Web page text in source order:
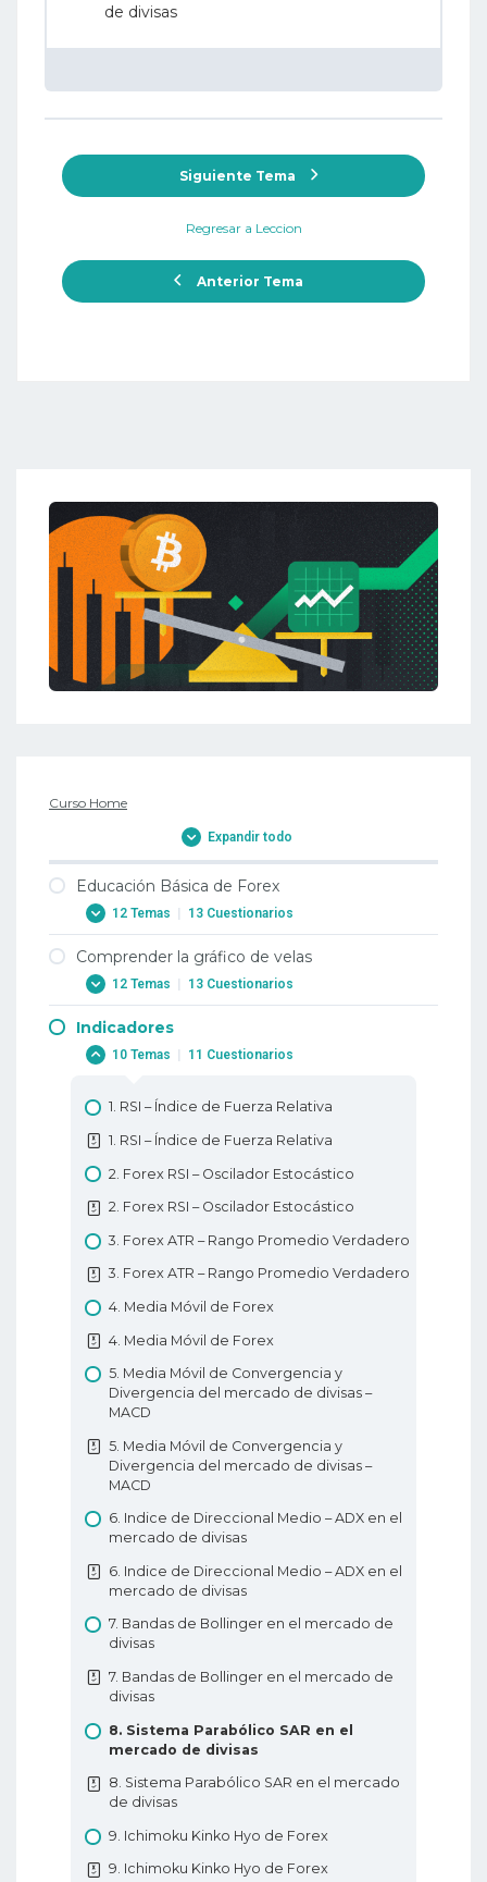
de divisas
Anterior Tema
Regresar a Leccion
Siguiente Tema
Curso Home
Expandir todo
Educación Básica de Forex
12 Temas | 13 Cuestionarios
1. Por qué operar con Forex?
2. Cuándo negociar con divisas?
2. Cuándo negociar con divisas?
3. Terminología comercial o a dónde me
dirijo?
4. Cómo negociar con apalancamiento?
4. Cómo negociar con apalancamiento?
5. Qué es PIP?
5. Qué es PIP?
6. Cómo colocar una operación en Forex?
6. Cómo colocar una operación en Forex?
7. Tipos de pedidos de Forex
7. Tipos de pedidos de Forex
8. Análisis técnicos en Forex
9. Análisis fundamentales en Forex
9. Análisis fundamentales en Forex
10. Tipos de gráficos de Forex
11. Soporte y resistencia en Forex
11. Soporte y resistencia en Forex
12. Líneas de tendencia
Educación Básica de Forex
Comprender la gráfico de velas
12 Temas | 13 Cuestionarios
1. Gráfico de velas
2. Los gráficos de velas Doji en Forex
2. Los gráficos de velas Doji en Forex
3. El comercio de divisas utilizando el
gráfico de velas de Marubozu
4. Gráfico de velas Martillo y Hombre
Colgado
5. Gráfico de velas Estrella Fugaz y Martillo
Invertido
Invertido
6. Patrón de Penetración Alcista
6. Patrón de Penetración Alcista
7. Patrón Cubierta de Nube Oscura
8. Patrones envolventes alcista y bajista
8. Patrones envolventes alcista y bajista
9. Pinzas superiores y inferiores
9. Pinzas superiores y inferiores
10. Patrones Estrella de la Mañana y Estrella
Vespertina
10. Patrones Estrella de la Mañana y Estrella
11. Tres Soldados Blancos y Tres Cuervos
Negros
Indicadores
10 Temas | 11 Cuestionarios
1. RSI – Índice de Fuerza Relativa
1. RSI – Índice de Fuerza Relativa
2. Forex RSI – Oscilador Estocástico
2. Forex RSI – Oscilador Estocástico
3. Forex ATR – Rango Promedio Verdadero
3. Forex ATR – Rango Promedio Verdadero
4. Media Móvil de Forex
4. Media Móvil de Forex
5. Media Móvil de Convergencia y
Divergencia del mercado de divisas –
MACD
5. Media Móvil de Convergencia y
Divergencia del mercado de divisas –
MACD
6. Indice de Direccional Medio – ADX en el
mercado de divisas
6. Indice de Direccional Medio – ADX en el
mercado de divisas
7. Bandas de Bollinger en el mercado de
divisas
7. Bandas de Bollinger en el mercado de
divisas
8. Sistema Parabólico SAR en el
mercado de divisas
8. Sistema Parabólico SAR en el mercado
de divisas
9. Ichimoku Kinko Hyo de Forex
9. Ichimoku Kinko Hyo de Forex